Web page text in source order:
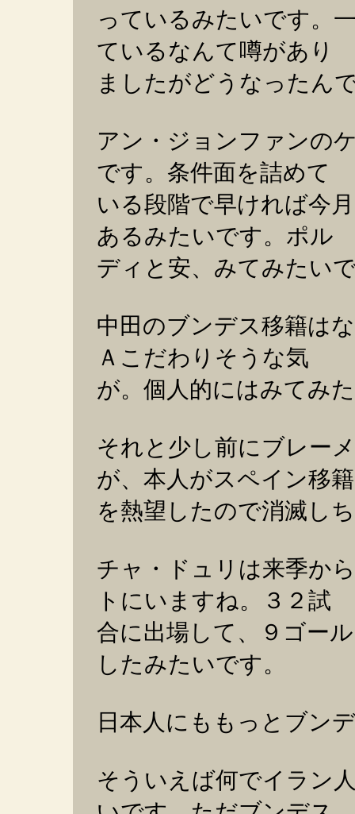
っているみたいです。
ているなんて噂があり
ましたがどうなったん
アン・ジョンファンの
です。条件面を詰めて
いる段階で早ければ今
あるみたいです。ポル
ディと安、みてみたい
中田のブンデス移籍は
Ａこだわりそうな気
が。個人的にはみてみ
それと少し前にブレー
が、本人がスペイン移籍
を熱望したので消滅し
チャ・ドュリは来季か
トにいますね。３２試
合に出場して、９ゴー
したみたいです。
日本人にももっとブン
そういえば何でイラン